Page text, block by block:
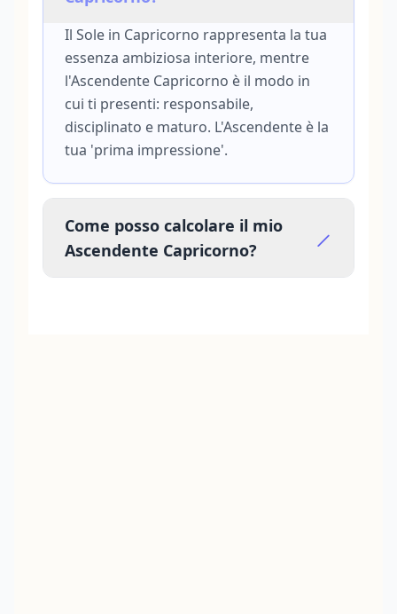
Il Sole in Capricorno rappresenta la tua
essenza ambiziosa interiore, mentre
l'Ascendente Capricorno è il modo in
cui ti presenti: responsabile,
disciplinato e maturo. L'Ascendente è la
tua 'prima impressione'.
Come posso calcolare il mio
Ascendente Capricorno?